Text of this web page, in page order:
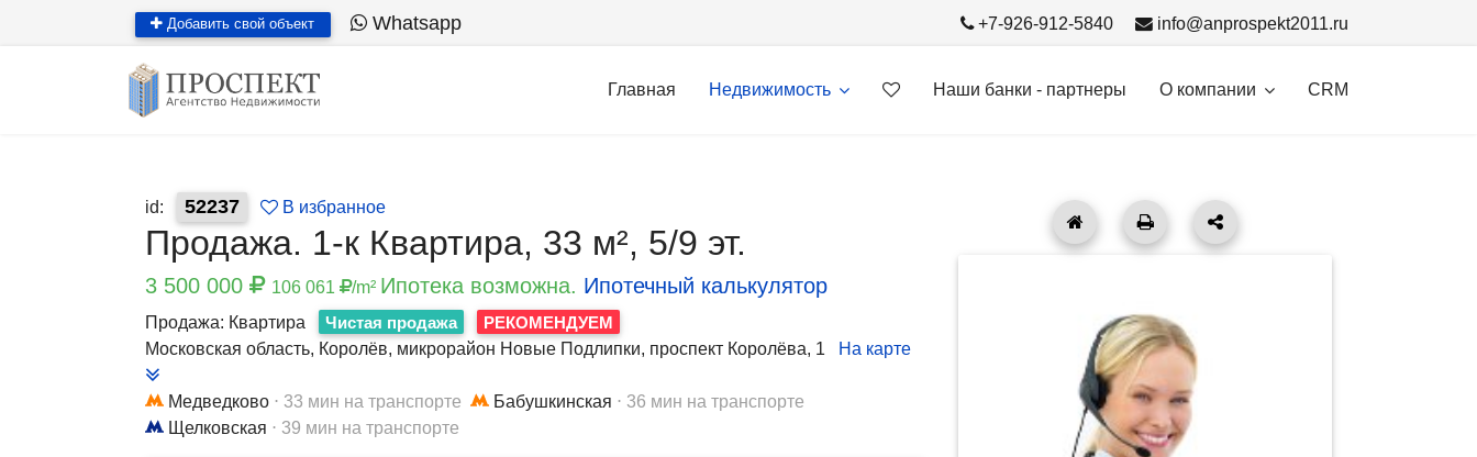
Добавить свой объект Whatsapp +7-926-912-5840 info@anprospekt2011.ru
Главная Недвижимость Наши банки - партнеры О компании CRM
id: 52237 В избранное
Продажа. 1-к Квартира, 33 м², 5/9 эт.
3 500 000 106 061 /m² Ипотека возможна. Ипотечный калькулятор
Продажа: Квартира Чистая продажа
РЕКОМЕНДУЕМ
Московская область, Королёв, микрорайон Новые Подлипки, проспект Королёва, 1
На карте
Медведково ⋅ 33 мин на транспорте Бабушкинская ⋅ 36 мин на транспорте
Щелковская ⋅ 39 мин на транспорте